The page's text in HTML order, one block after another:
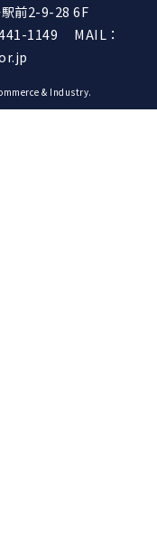
前2-9-28 6F
1149 MAIL：
& Industry.